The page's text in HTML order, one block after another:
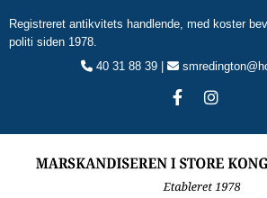
Registreret antikvitets handlende, med koster
politi siden 1978.
 40 31 88 39 | 